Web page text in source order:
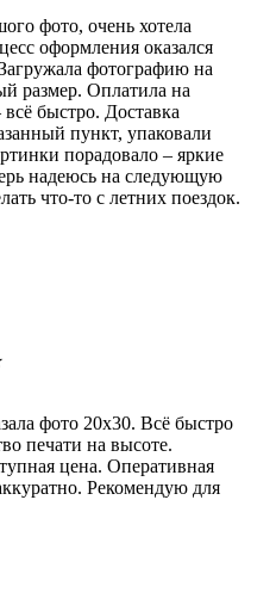
фото, очень хотела
оформления оказался
фотографию на
размер. Оплатила на
быстро. Доставка
пункт, упаковали
порадовало – яркие
надеюсь на следующую
что-то с летних поездок.
фото 20х30. Всё быстро
печати на высоте.
цена. Оперативная
Рекомендую для